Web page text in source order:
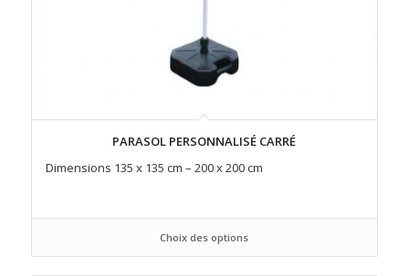
PARASOL PERSONNALISÉ CARRÉ
Dimensions 135 x 135 cm – 200 x 200 cm
Choix des options